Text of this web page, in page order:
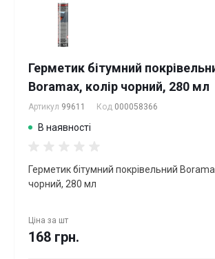
Герметик бітумний
Boramax, колір чорний, 280 мл
Артикул 99611 Код 000058366
В наявності
Герметик бітумний покрівельний
чорний, 280 мл
Ціна за шт
168 грн.